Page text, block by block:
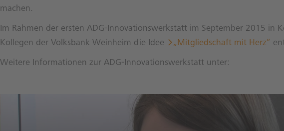
machen.
Im Rahmen der ersten ADG-Innovationswerkstatt im September 2015 in
Kollegen der Volksbank Weinheim die Idee
„Mitgliedschaft mit Herz“
Weitere Informationen zur ADG-Innovationswerkstatt unter: